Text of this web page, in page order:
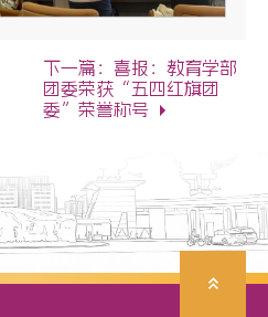
下一篇：喜报：教育学部
团委荣获“五四红旗团
委”荣誉称号